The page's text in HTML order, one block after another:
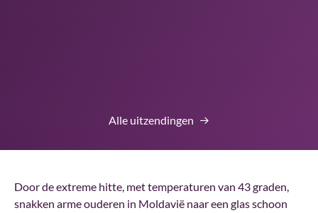
Alle uitzendingen
Door de extreme hitte, met temperaturen van 43 graden,
snakken arme ouderen in Moldavië naar een glas schoon